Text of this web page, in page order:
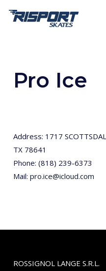
Pro Ice
Address: 1717
TX 78641
Phone: (818) 239-6373
Mail: pro.ice@icloud.com
ROSSIGNOL LANGE S.R.L.